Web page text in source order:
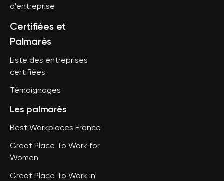
d'entreprise
Certifiées et
Palmarès
Liste des entreprises
certifiées
Témoignages
Les palmarès
Best Workplaces France
Great Place To Work for
Women
Great Place To Work in